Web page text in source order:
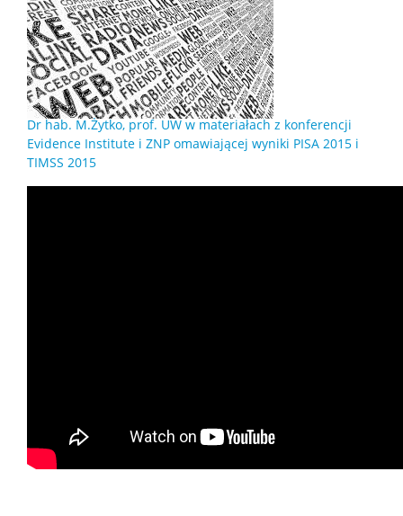
Szkoła Doktorska Nauk Społecznych
Studia podyplomowe
Procedura dyplomowania
Zintegrowany Program Rozwoju
Porady techniczne
Dr hab. M.Żytko, prof. UW w materiałach z konferencji
Evidence Institute i ZNP omawiającej wyniki PISA 2015 i
TIMSS 2015